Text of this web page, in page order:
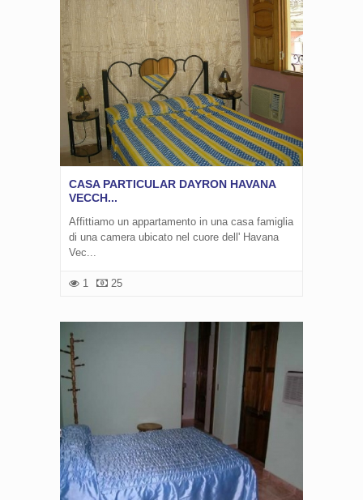
CASA PARTICULAR DAYRON HAVANA
VECCH...
Affittiamo un appartamento in una casa famiglia
di una camera ubicato nel cuore dell' Havana
Vec...
1 25